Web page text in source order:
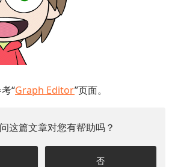
“Graph Editor”页面。
这篇文章对您有帮助吗？
否